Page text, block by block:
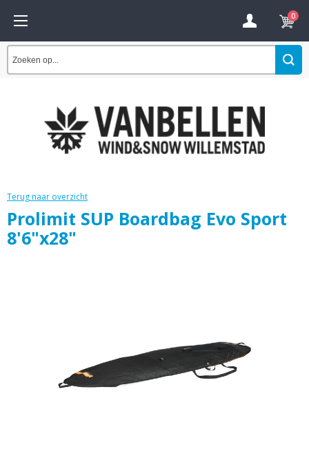
0
Terug naar overzicht
Prolimit SUP Boardbag Evo Sport
8'6"x28"